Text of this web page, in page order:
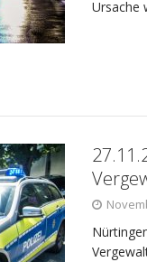
Ursache